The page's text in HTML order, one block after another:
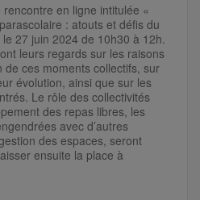
en ligne intitulée «
: atouts et défis du
27 juin 2024 de 10h30 à 12h.
leurs regards sur les raisons
ces moments collectifs, sur
évolution, ainsi que sur les
Le rôle des collectivités
des repas libres, les
avec d’autres
des espaces, seront
ensuite la place à